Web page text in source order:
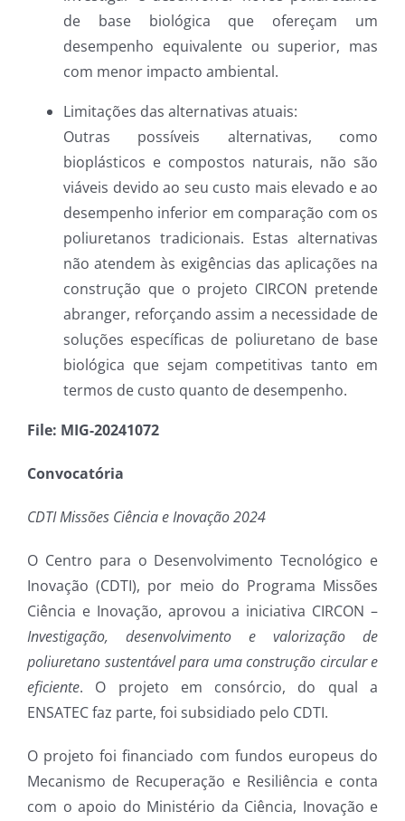
de base biológica que ofereçam um
desempenho equivalente ou superior, mas
com menor impacto ambiental.
Limitações das alternativas atuais:
Outras possíveis alternativas, como
bioplásticos e compostos naturais, não são
viáveis devido ao seu custo mais elevado e ao
desempenho inferior em comparação com os
poliuretanos tradicionais. Estas alternativas
não atendem às exigências das aplicações na
construção que o projeto CIRCON pretende
abranger, reforçando assim a necessidade de
soluções específicas de poliuretano de base
biológica que sejam competitivas tanto em
termos de custo quanto de desempenho.
File: MIG-20241072
Convocatória
CDTI Missões Ciência e Inovação 2024
O Centro para o Desenvolvimento Tecnológico e
Inovação (CDTI), por meio do Programa Missões
Ciência e Inovação, aprovou a iniciativa CIRCON –
Investigação, desenvolvimento e valorização de
poliuretano sustentável para uma construção circular e
eficiente. O projeto em consórcio, do qual a
ENSATEC faz parte, foi subsidiado pelo CDTI.
O projeto foi financiado com fundos europeus do
Mecanismo de Recuperação e Resiliência e conta
com o apoio do Ministério da Ciência, Inovação e